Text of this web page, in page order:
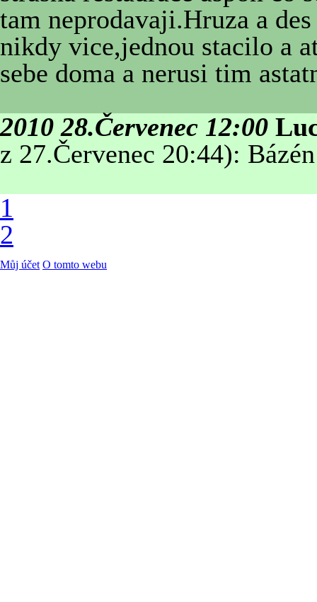
tam neprodavaji.Hruza a
nikdy vice,jednou stacilo a
sebe doma a nerusi tim
2010 28.Červenec 12:00
z 27.Červenec 20:44):
1
2
Můj účet O tomto webu